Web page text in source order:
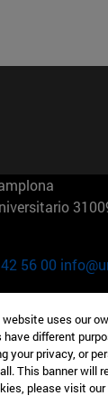
56 00
Cerro Águila 3
30 00
uses our
different
your privacy, or
This banner will
please visit our